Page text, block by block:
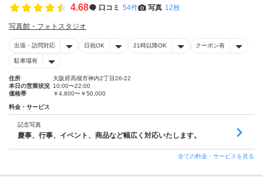
4.68 口コミ 54件 写真 12枚
写真館・フォトスタジオ
出張・訪問対応 日祝OK 21時以降OK クーポン有
駐車場有
住所
大阪府高槻市神内2丁目26-22
本日の営業状況 10:00〜22:00
価格帯
￥4,800〜￥50,000
料金・サービス
記念写真
慶事、行事、イベント、商品など幅広く対応いたします。
全ての料金・サービスを見る